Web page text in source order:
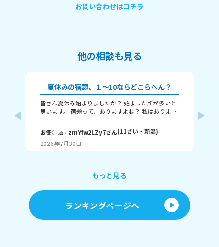
お問い合わせはコチラ
他の相談も見る
夏休みの宿題、１～10ならどこらへん？
皆さん夏休み始まりましたか？ 始まった所が多いと
思います。 宿題って、ありますよね？ 私はありま
いうことです！ 私は6です！ワークと習字と絵が残
ってるので！ みなさんも教えてください！ それじゃ
お冬◌𓈒𓐍- zmYfw2LZy7さん(11さい・ 新潟)
2026年7月30日
もっと見る
ランキングページへ